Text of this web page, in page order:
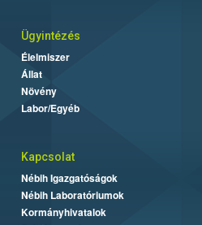
Ügyintézés
Élelmiszer
Állat
Növény
Labor/Egyéb
Kapcsolat
Nébih Igazgatóságok
Nébih Laboratóriumok
Kormányhivatalok